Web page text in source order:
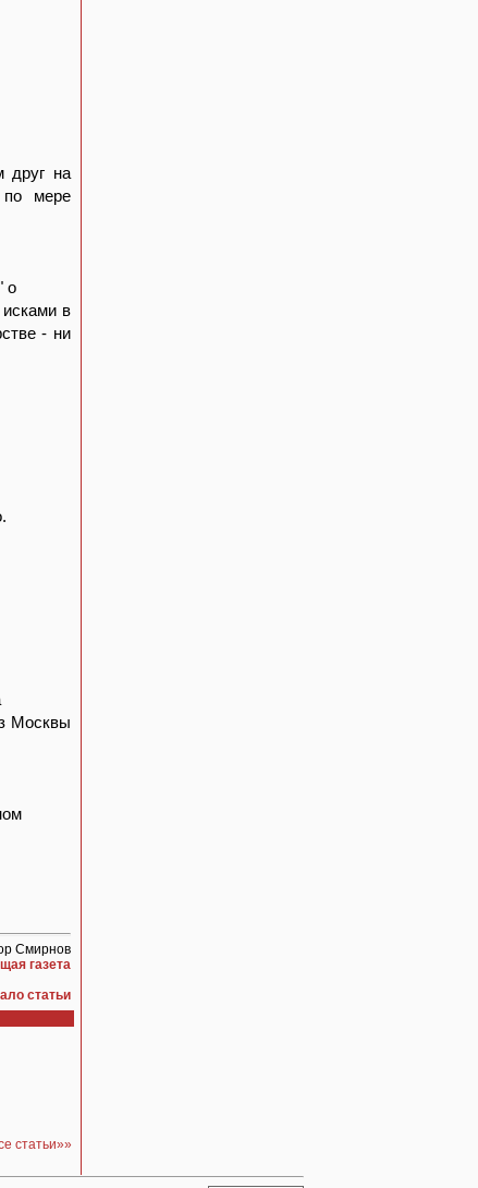
друг на
мере
о
в
- ни
Москвы
Смирнов
газета
статьи
статьи»»